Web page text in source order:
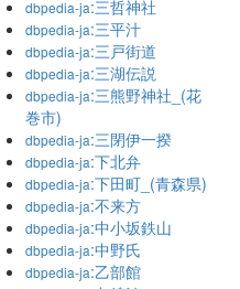
dbpedia-ja:三哲神社
dbpedia-ja:三平汁
dbpedia-ja:三戸街道
dbpedia-ja:三湖伝説
dbpedia-ja:三熊野神社_(花
巻市)
dbpedia-ja:三閉伊一揆
dbpedia-ja:下北弁
dbpedia-ja:下田町_(青森県)
dbpedia-ja:不来方
dbpedia-ja:中小坂鉄山
dbpedia-ja:中野氏
dbpedia-ja:乙部館